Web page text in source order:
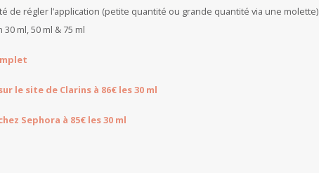
de régler l’application (petite quantité ou grande quantité via une molette)
30 ml, 50 ml & 75 ml
le site de Clarins à 86€ les 30 ml
Sephora à 85€ les 30 ml